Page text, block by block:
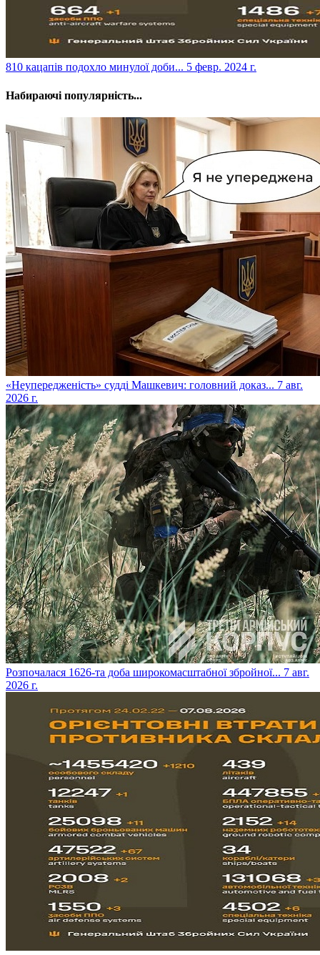
​810 кацапів подохло минулої доби... 5 февр. 2024 г.
Набираючі популярність...
​«Неупередженість» судді Машкевич: головний доказ... 7 авг.
2026 г.
​Розпочалася 1626-та доба широкомасштабної збройної... 7 авг.
2026 г.